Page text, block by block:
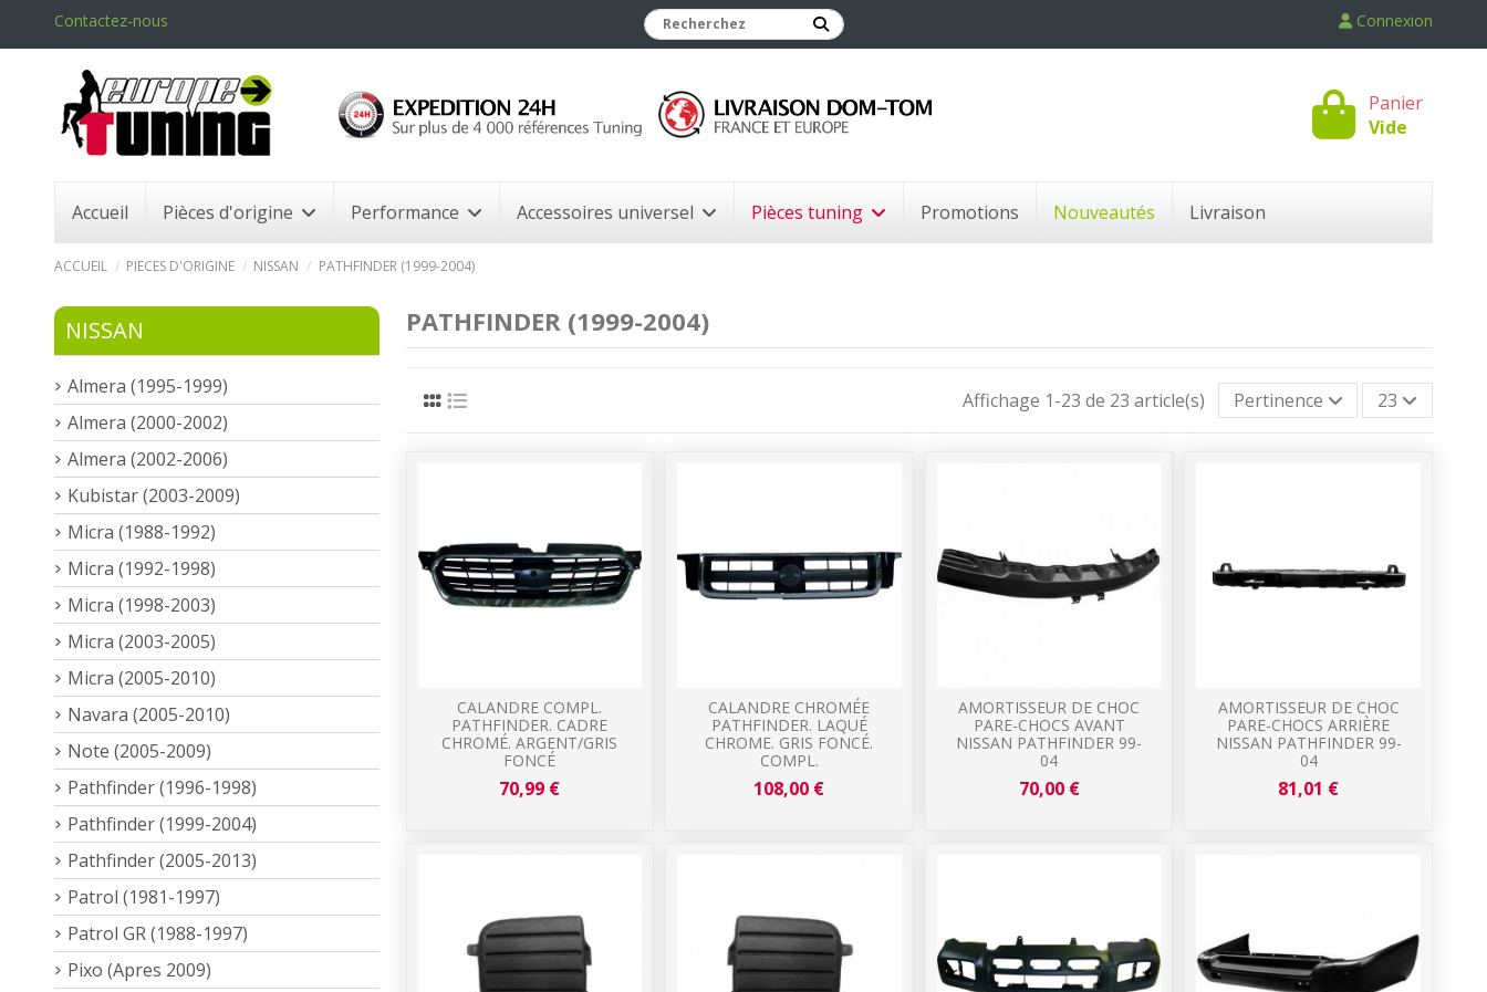
Contactez-nous Connexion
Panier
Vide
Accueil Pièces d'origine Performance Accessoires universel Pièces tuning Promotions Nouveautés Livraison
ACCUEIL PIECES D'ORIGINE NISSAN PATHFINDER (1999-2004)
PATHFINDER (1999-2004)
Affichage 1-23 de 23 article(s) Pertinence 23
CALANDRE COMPL.
PATHFINDER. CADRE
CHROMÉ. ARGENT/GRIS
FONCÉ
70,99 €
CALANDRE CHROMÉE
PATHFINDER. LAQUÉ
CHROME. GRIS FONCÉ.
COMPL.
108,00 €
AMORTISSEUR DE CHOC
PARE-CHOCS AVANT
NISSAN PATHFINDER 99-
04
70,00 €
AMORTISSEUR DE CHOC
PARE-CHOCS ARRIÈRE
NISSAN PATHFINDER 99-
04
81,01 €
NISSAN
Almera (1995-1999)
Almera (2000-2002)
Almera (2002-2006)
Kubistar (2003-2009)
Micra (1988-1992)
Micra (1992-1998)
Micra (1998-2003)
Micra (2003-2005)
Micra (2005-2010)
Navara (2005-2010)
Note (2005-2009)
Pathfinder (1996-1998)
Pathfinder (1999-2004)
Pathfinder (2005-2013)
Patrol (1981-1997)
Patrol GR (1988-1997)
Pixo (Apres 2009)